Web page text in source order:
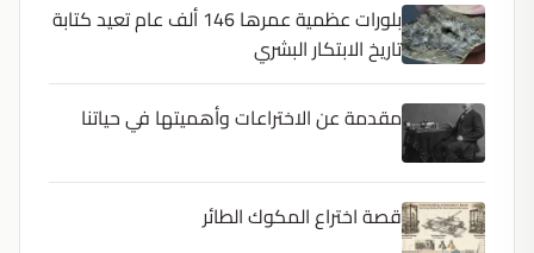
بلورات عظمية عمرها 146 ألف عام تعيد كتابة
تاريخ الابتكار البشري
مقدمة عن الاختراعات وأهميتها في حياتنا
قصة اختراع المكوك الطائر